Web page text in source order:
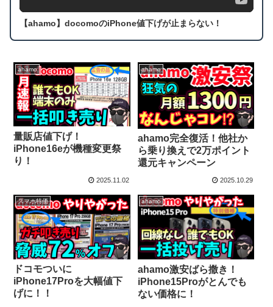
【ahamo】docomoのiPhone値下げが止まらない！
ahamo
量販店値下げ！
iPhone16eが機種変更祭
り！
2025.11.02
ahamo
ahamo完全復活！他社か
ら乗り換えで2万ポイント
還元キャンペーン
2025.10.29
スマホ特価
ドコモついに
iPhone17Proを大幅値下
げに！！
ahamo
ahamo激安ばら撒き！
iPhone15Proがとんでも
ない価格に！